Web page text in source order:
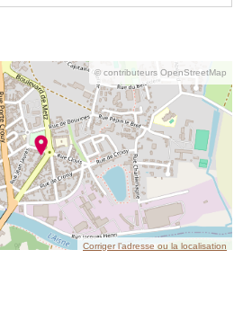
© contributeurs OpenStreetMap
Corriger l’adresse ou la localisation